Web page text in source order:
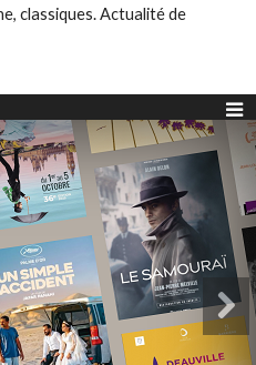
classiques. Actualité de